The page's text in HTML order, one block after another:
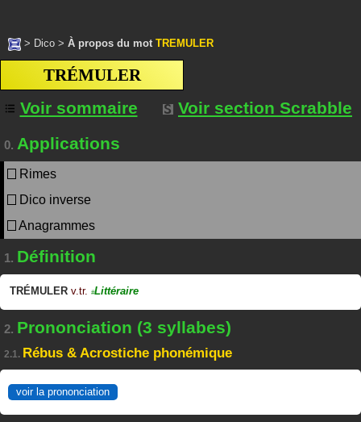
> Dico > À propos du mot TREMULER
TRÉMULER
Voir sommaire
Voir section Scrabble
0. Applications
Rimes
Dico inverse
Anagrammes
1. Définition
TRÉMULER v.tr. #Littéraire
2. Prononciation (3 syllabes)
2.1. Rébus & Acrostiche phonémique
voir la prononciation